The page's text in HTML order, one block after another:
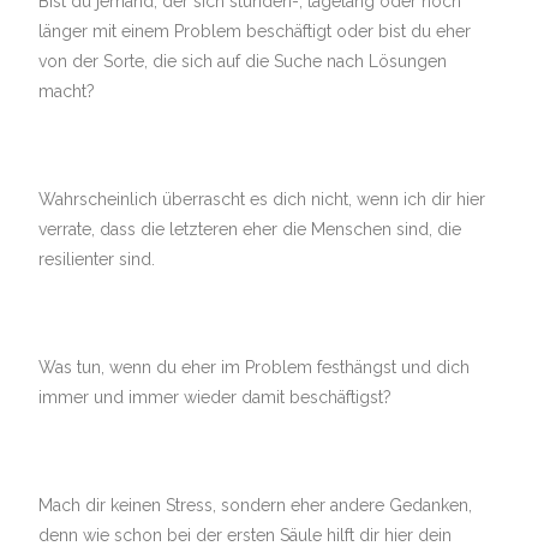
länger mit einem Problem beschäftigt oder bist du eher
von der Sorte, die sich auf die Suche nach Lösungen
macht?
Wahrscheinlich überrascht es dich nicht, wenn ich dir hier
verrate, dass die letzteren eher die Menschen sind, die
resilienter sind.
Was tun, wenn du eher im Problem festhängst und dich
immer und immer wieder damit beschäftigst?
Mach dir keinen Stress, sondern eher andere Gedanken,
denn wie schon bei der ersten Säule hilft dir hier dein